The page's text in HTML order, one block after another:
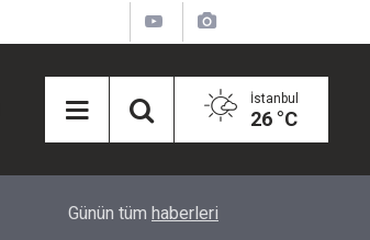
İstanbul
26 °C
Eğiti Bir Sen'den Kadınlar İçin Olay Teklif:
Günün tüm haberleri